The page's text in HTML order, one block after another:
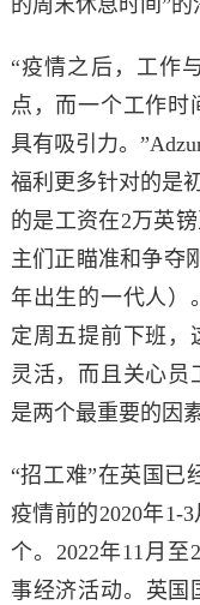
的周末休息时间”的
“疫情之后，工作
点，而一个工作时
具有吸引力。”
福利 更多针对的是
的是工资在2万英
主们正瞄准和争夺
年出生的一代人）。
定周五提前下班，
灵活，而且关心员
是两个最重要的因
“招工难”在英国已
疫情前的2020年1-
个。2022年11月至
事经济活动。 英国